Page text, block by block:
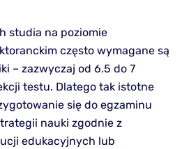
studia na poziomie
często wymagane są
– zazwyczaj od 6.5 do 7
testu. Dlatego tak istotne
się do egzaminu
nauki zgodnie z
edukacyjnych lub